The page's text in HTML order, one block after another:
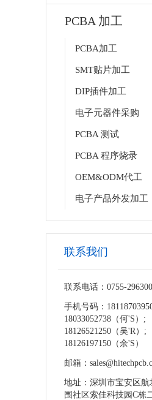
PCBA 加工
PCBA加工
SMT贴片加工
DIP插件加工
电子元器件采购
PCBA 测试
PCBA 程序烧录
OEM&ODM代工
电子产品外发加工
联系我们
联系电话：0755-
手机号码：
18033052738（何'S）;
18126521250（吴'R）;
18126197150（余'S）
邮箱：
地址：深圳市宝安区航
围社区索佳科技园C栋